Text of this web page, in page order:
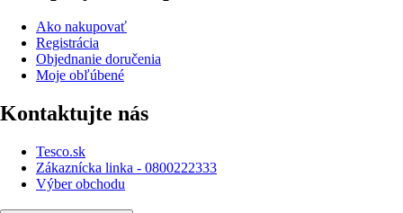
Ako nakupovať
Registrácia
Objednanie doručenia
Moje obľúbené
Kontaktujte nás
Tesco.sk
Zákaznícka linka - 0800222333
Výber obchodu